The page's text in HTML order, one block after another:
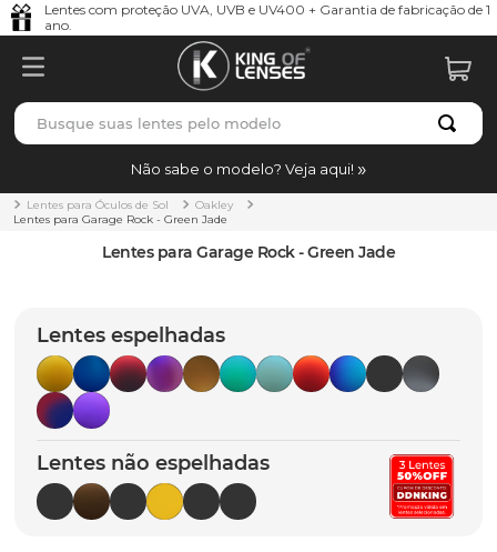
Lentes com proteção UVA, UVB e UV400 + Garantia de fabricação de 1
ano.
Busque suas lentes pelo modelo
Não sabe o modelo? Veja aqui!
Lentes para Óculos de Sol
Oakley
Lentes para Garage Rock - Green Jade
Lentes para Garage Rock - Green Jade
Lentes espelhadas
Lentes não espelhadas
TERMOS MAIS BUSCADOS
1º borrachas
holbrook
5º chaves
6º t-shock
7º latch
8º gasket
9º parafusos